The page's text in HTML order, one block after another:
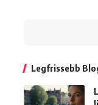
Legfrissebb